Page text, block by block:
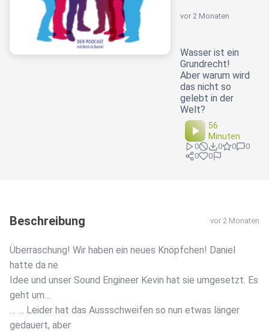
vor 2 Monaten
Wasser ist ein
Grundrecht!
Aber warum wird
das nicht so
gelebt in der
Welt?
56
Minuten
0 0 0
0
0
0
Beschreibung vor 2 Monaten
Überraschung! Wir haben ein neues Knöpfchen! Daniel
hatte da ne
Idee und unser Sound Engineer Kevin hat sie umgesetzt. Es
geht um…
… … Leider hat das Aussschweifen so nun etwas länger
gedauert, aber